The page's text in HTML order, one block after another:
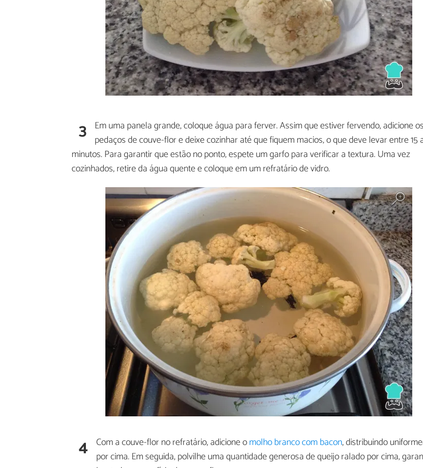
3 Em uma panela grande, coloque água para ferver. Assim que estiver fervendo, adicione os
pedaços de couve-flor e deixe cozinhar até que fiquem macios, o que deve levar entre 15
minutos. Para garantir que estão no ponto, espete um garfo para verificar a textura. Uma vez
cozinhados, retire da água quente e coloque em um refratário de vidro.
4 Com a couve-flor no refratário, adicione omolho branco com bacon, distribuindo
por cima. Em seguida, polvilhe uma quantidade generosa de queijo ralado por cima,